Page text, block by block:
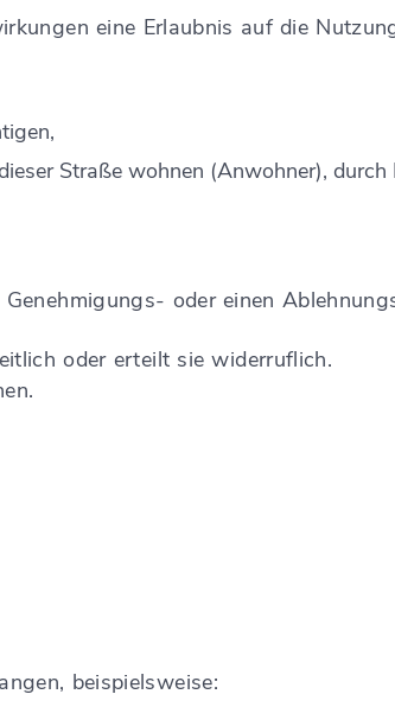
eine Erlaubnis auf die
Straße wohnen (Anwohner), durch
oder einen
oder erteilt sie widerruflich.
beispielsweise: